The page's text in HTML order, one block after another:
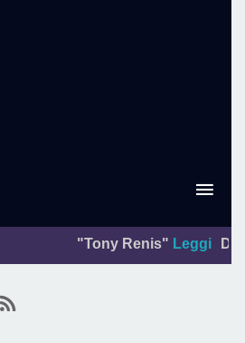
"Tony Renis" Leggi Da: La